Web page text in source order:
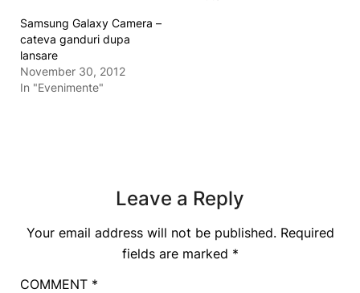
Samsung Galaxy Camera –
cateva ganduri dupa
lansare
November 30, 2012
In "Evenimente"
Leave a Reply
Your email address will not be published. Required
fields are marked *
COMMENT *